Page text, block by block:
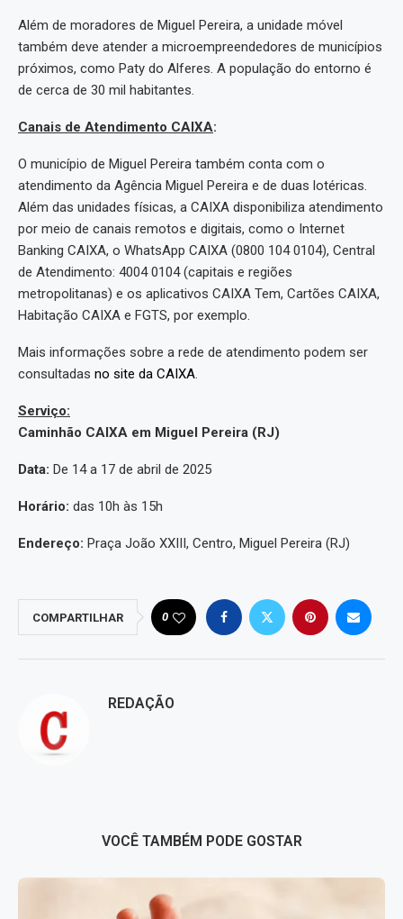
Além de moradores de Miguel Pereira, a unidade móvel
também deve atender a microempreendedores de municípios
próximos, como Paty do Alferes. A população do entorno é
de cerca de 30 mil habitantes.
Canais de Atendimento CAIXA:
O município de Miguel Pereira também conta com o
atendimento da Agência Miguel Pereira e de duas lotéricas.
Além das unidades físicas, a CAIXA disponibiliza atendimento
por meio de canais remotos e digitais, como o Internet
Banking CAIXA, o WhatsApp CAIXA (0800 104 0104), Central
de Atendimento: 4004 0104 (capitais e regiões
metropolitanas) e os aplicativos CAIXA Tem, Cartões CAIXA,
Habitação CAIXA e FGTS, por exemplo.
Mais informações sobre a rede de atendimento podem ser
consultadas no site da CAIXA.
Serviço:
Caminhão CAIXA em Miguel Pereira (RJ)
Data: De 14 a 17 de abril de 2025
Horário: das 10h às 15h
Endereço: Praça João XXIII, Centro, Miguel Pereira (RJ)
COMPARTILHAR 0
REDAÇÃO
VOCÊ TAMBÉM PODE GOSTAR